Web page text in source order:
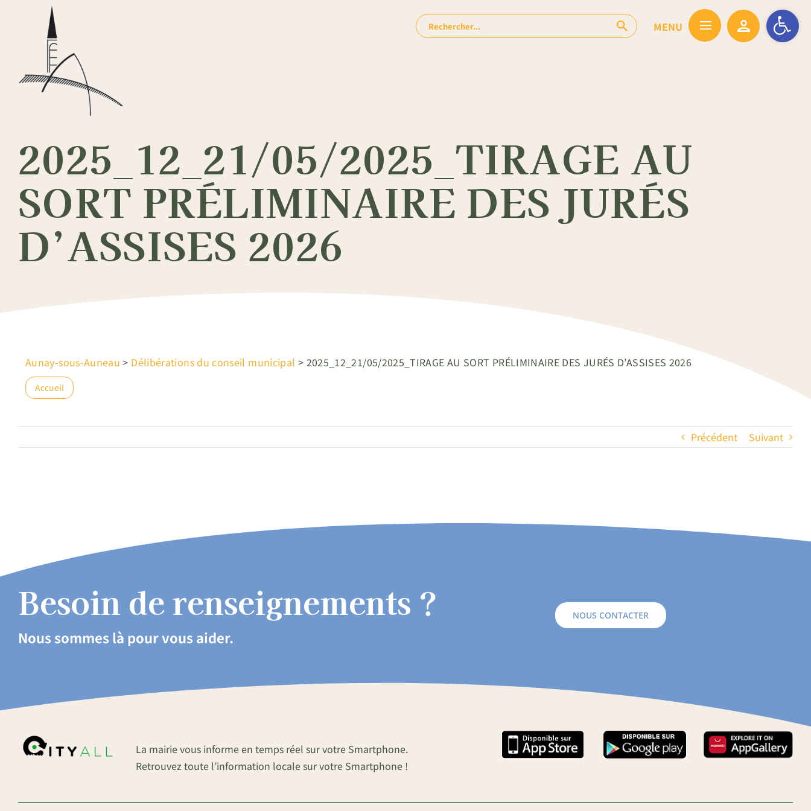
Ouvrir la
Rechercher:
2025_12_21/05/2025_TIRAGE AU
SORT PRÉLIMINAIRE DES JURÉS
D’ASSISES 2026
Aunay-sous-Auneau > Délibérations du conseil municipal > 2025_12_21/05/2025_TIRAGE AU SORT PRÉLIMINAIRE DES JURÉS D’ASSISES 2026
Accueil
Précédent Suivant
Besoin de renseignements ?
Nous sommes là pour vous aider.
NOUS CONTACTER
La mairie vous informe en temps réel sur votre Smartphone.
Retrouvez toute l’information locale sur votre Smartphone !